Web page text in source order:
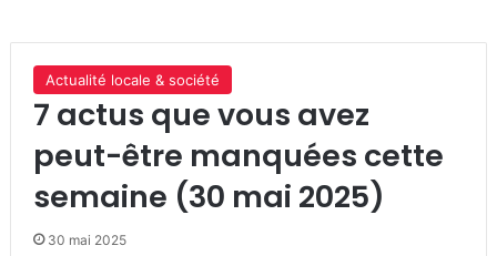
Actualité locale & société
7 actus que vous avez
peut-être manquées cette
semaine (30 mai 2025)
30 mai 2025